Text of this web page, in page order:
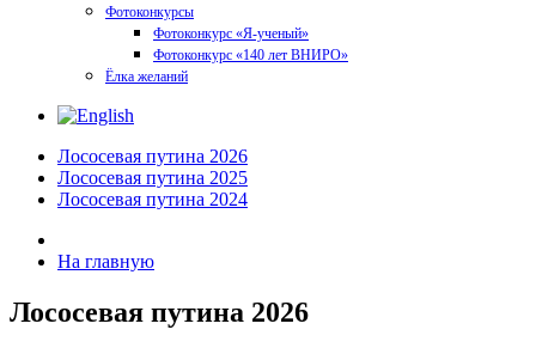
Фотоконкурсы
Фотоконкурс «Я-ученый»
Фотоконкурс «140 лет ВНИРО»
Ёлка желаний
Лососевая путина 2026
Лососевая путина 2025
Лососевая путина 2024
На главную
Лососевая путина 2026